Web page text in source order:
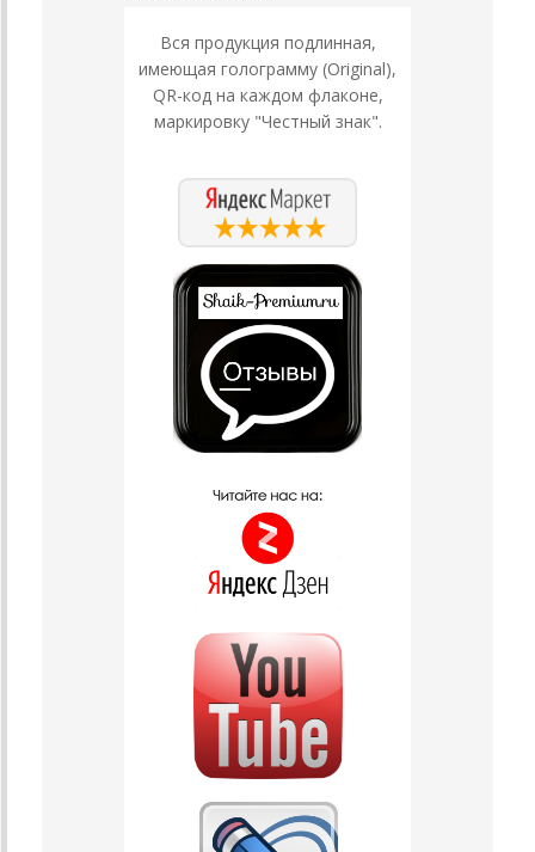
Вся продукция подлинная,
имеющая голограмму (Original),
QR-код на каждом флаконе,
маркировку "Честный знак".